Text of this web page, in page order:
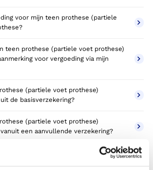
voor mijn teen prothese (partiele
teen prothese (partiele voet prothese)
voor vergoeding via mijn
(partiele voet prothese)
de basisverzekering?
(partiele voet prothese)
een aanvullende verzekering?
risico?